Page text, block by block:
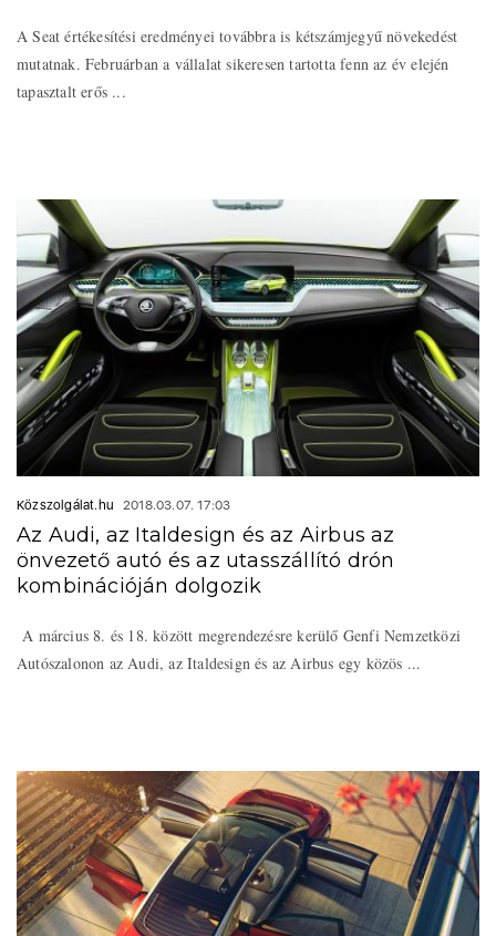
A Seat értékesítési eredményei továbbra is kétszámjegyű növekedést
mutatnak. Februárban a vállalat sikeresen tartotta fenn az év elején
tapasztalt erős ...
Közszolgálat.hu 2018.03.07. 17:03
Az Audi, az Italdesign és az Airbus az
önvezető autó és az utasszállító drón
kombinációján dolgozik
A március 8. és 18. között megrendezésre kerülő Genfi Nemzetközi
Autószalonon az Audi, az Italdesign és az Airbus egy közös ...